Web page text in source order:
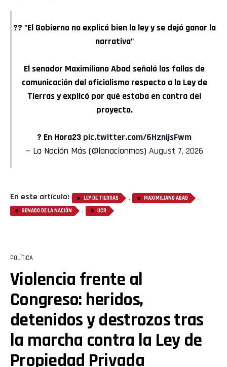
?? "El Gobierno no explicó bien la ley y se dejó ganar la
narrativa"
El senador Maximiliano Abad señaló las fallas de
comunicación del oficialismo respecto a la Ley de
Tierras y explicó por qué estaba en contra del
proyecto.
? En Hora23 pic.twitter.com/6HznijsFwm
— La Nación Más (@lanacionmas) August 7, 2026
En este artículo: LEY DE TIERRAS , MAXIMILIANO ABAD ,
SENADO DE LA NACIÓN , UCR
POLÍTICA
Violencia frente al
Congreso: heridos,
detenidos y destrozos tras
la marcha contra la Ley de
Propiedad Privada